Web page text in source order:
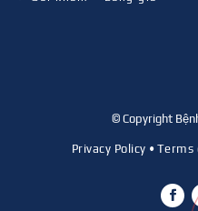
© Copyright
Privacy Policy • Terms